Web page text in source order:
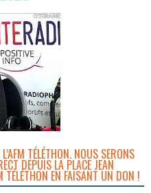
TÉLÉTHON. NOUS SERONS
DEPUIS LA PLACE JEAN
TÉLÉTHON EN FAISANT UN DON !